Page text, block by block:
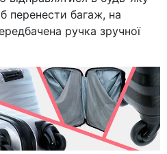
перенести багаж, на
ручка зручної